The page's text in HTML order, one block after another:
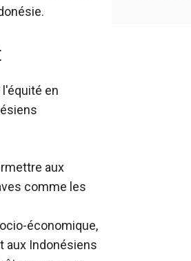
en
aux
comme les
économique,
aux Indonésiens